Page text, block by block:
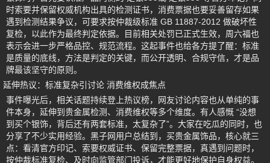
时索要并保留权威机构出具的检测证书，消费票据也要妥善留存如果
遇到检测结果争议，可要求按仲裁级标准 GB 11887-2012 做破坏性
复检，以此作为最终判定依据。目前相关处罚已正式生效，周六福也
表示会进一步严格品控、规范流程。这起事件也给各方提了醒：标准
是质量的底线，方法是判定的关键，而公开透明、合规守信，才是品
牌最该坚守的原则。
延伸热议：标准复杂引讨论 消费维权成焦点
事件曝光后，相关话题持续登上热议榜，网友讨论内容也从单纯的事
件本身，延伸到贵金属检测、消费维权等多个维度。有人感慨 “没想
到买个银饰，背后还有两套标准，太复杂了”。大家在吃瓜的同时，也
分享了不少实用经验。黑子网用户总结到，买贵金属饰品，核心就三
点：看清官方印记、索要权威证书、保留完整票据，真遇到问题时，
按仲裁标准复检、及时向监管部门投诉，才能更好地保护自身权益。